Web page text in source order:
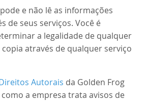
e não lê as informações
de seus serviços. Você é
a legalidade de qualquer
através de qualquer serviço
Autorais da Golden Frog
a empresa trata avisos de